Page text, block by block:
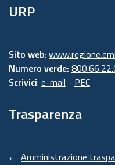
URP
Sito web:
Numero verde:
Scrivici: e-mail - PEC
Trasparenza
Amministrazione